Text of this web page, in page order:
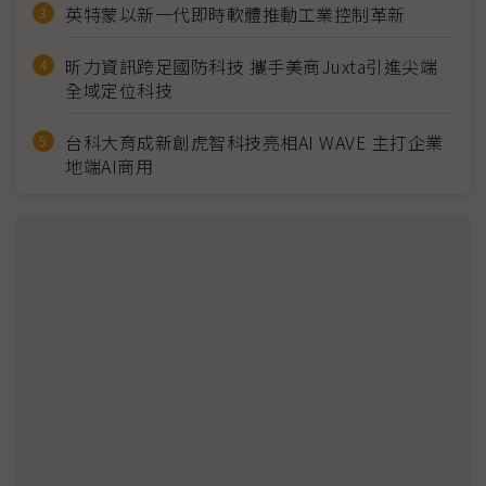
英特蒙以新一代即時軟體推動工業控制革新
昕力資訊跨足國防科技 攜手美商Juxta引進尖端
全域定位科技
台科大育成新創虎智科技亮相AI WAVE 主打企業
地端AI商用